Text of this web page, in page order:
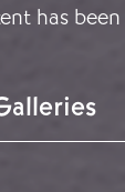
has